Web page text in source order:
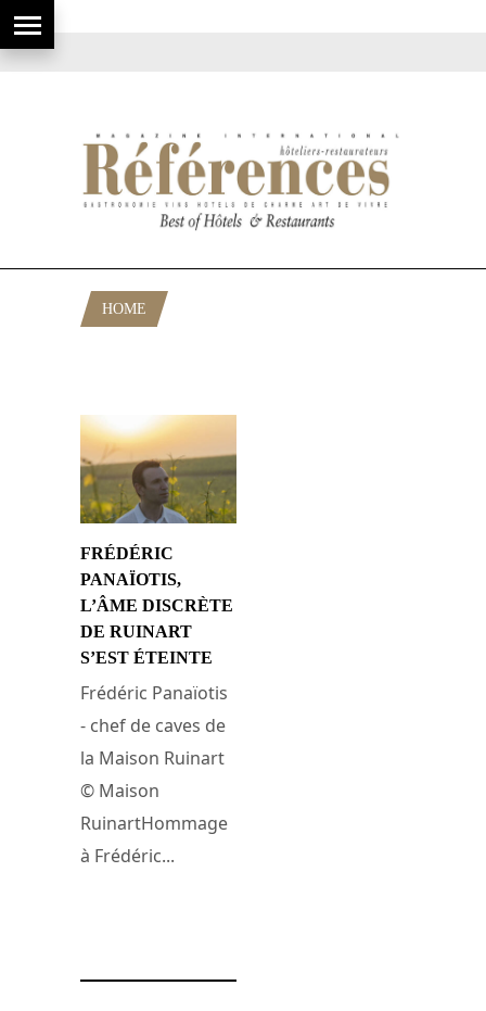
HOME
FRÉDÉRIC
PANAÏOTIS,
L’ÂME DISCRÈTE
DE RUINART
S’EST ÉTEINTE
Frédéric Panaïotis
- chef de caves de
la Maison Ruinart
© Maison
RuinartHommage
à Frédéric...